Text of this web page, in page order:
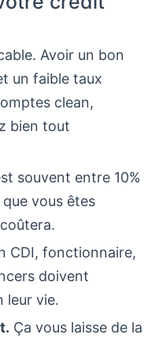
Avoir un bon
un faible taux
clean,
bien tout
souvent entre 10%
vous êtes
CDI, fonctionnaire,
doivent
leur vie.
Ça vous laisse de la